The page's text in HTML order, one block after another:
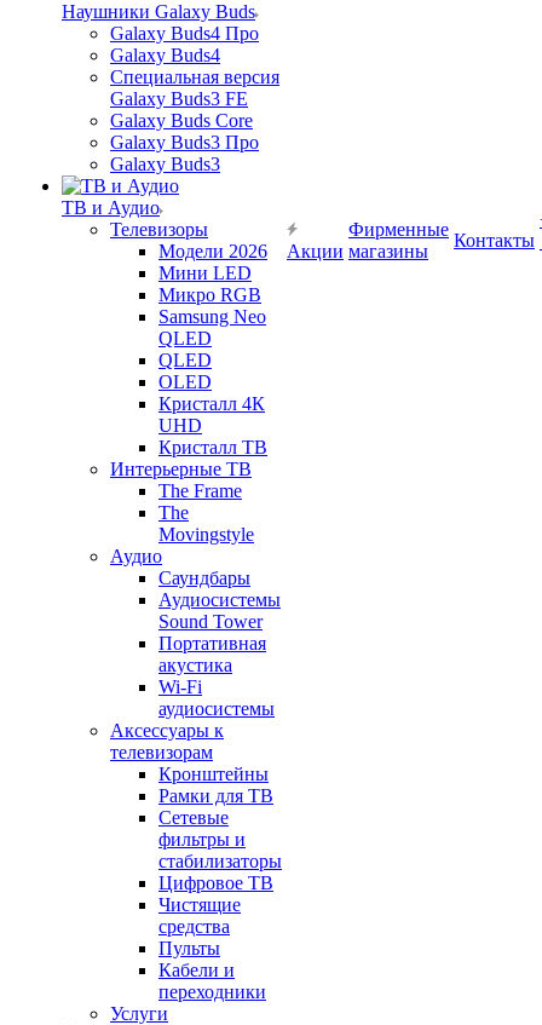
Наушники Galaxy Buds
Galaxy Buds4 Про
Galaxy Buds4
Специальная версия
Galaxy Buds3 FE
Galaxy Buds Core
Galaxy Buds3 Про
Galaxy Buds3
ТВ и Аудио
Телевизоры
Модели 2026
Мини LED
Микро RGB
Samsung Neo
QLED
QLED
OLED
Кристалл 4К
UHD
Кристалл ТВ
Интерьерные ТВ
The Frame
The
Movingstyle
Аудио
Саундбары
Аудиосистемы
Sound Tower
Портативная
акустика
Wi-Fi
аудиосистемы
Аксессуары к
телевизорам
Кронштейны
Рамки для ТВ
Сетевые
фильтры и
стабилизаторы
Цифровое ТВ
Чистящие
средства
Пульты
Кабели и
переходники
Услуги
Акции
Фирменные
магазины
Контакты